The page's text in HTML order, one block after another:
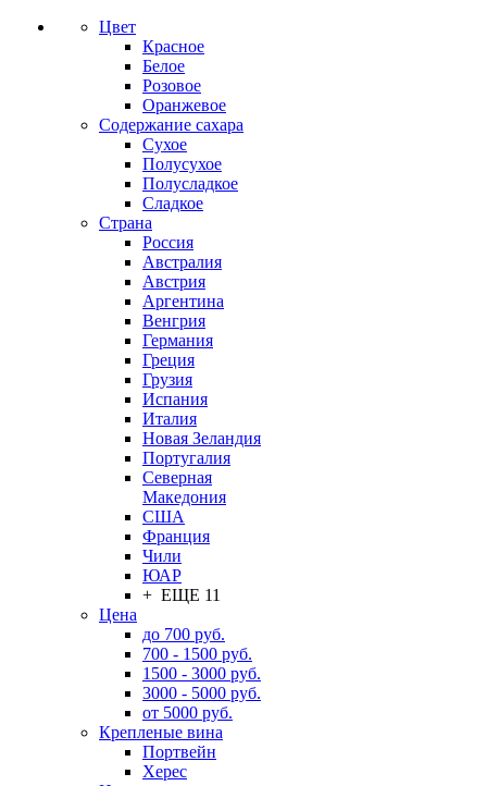
Цвет
Красное
Белое
Розовое
Оранжевое
Содержание сахара
Сухое
Полусухое
Полусладкое
Сладкое
Страна
Россия
Австралия
Австрия
Аргентина
Венгрия
Германия
Греция
Грузия
Испания
Италия
Новая Зеландия
Португалия
Северная
Македония
США
Франция
Чили
ЮАР
+ ЕЩЕ 11
Цена
до 700 руб.
700 - 1500 руб.
1500 - 3000 руб.
3000 - 5000 руб.
от 5000 руб.
Крепленые вина
Портвейн
Херес